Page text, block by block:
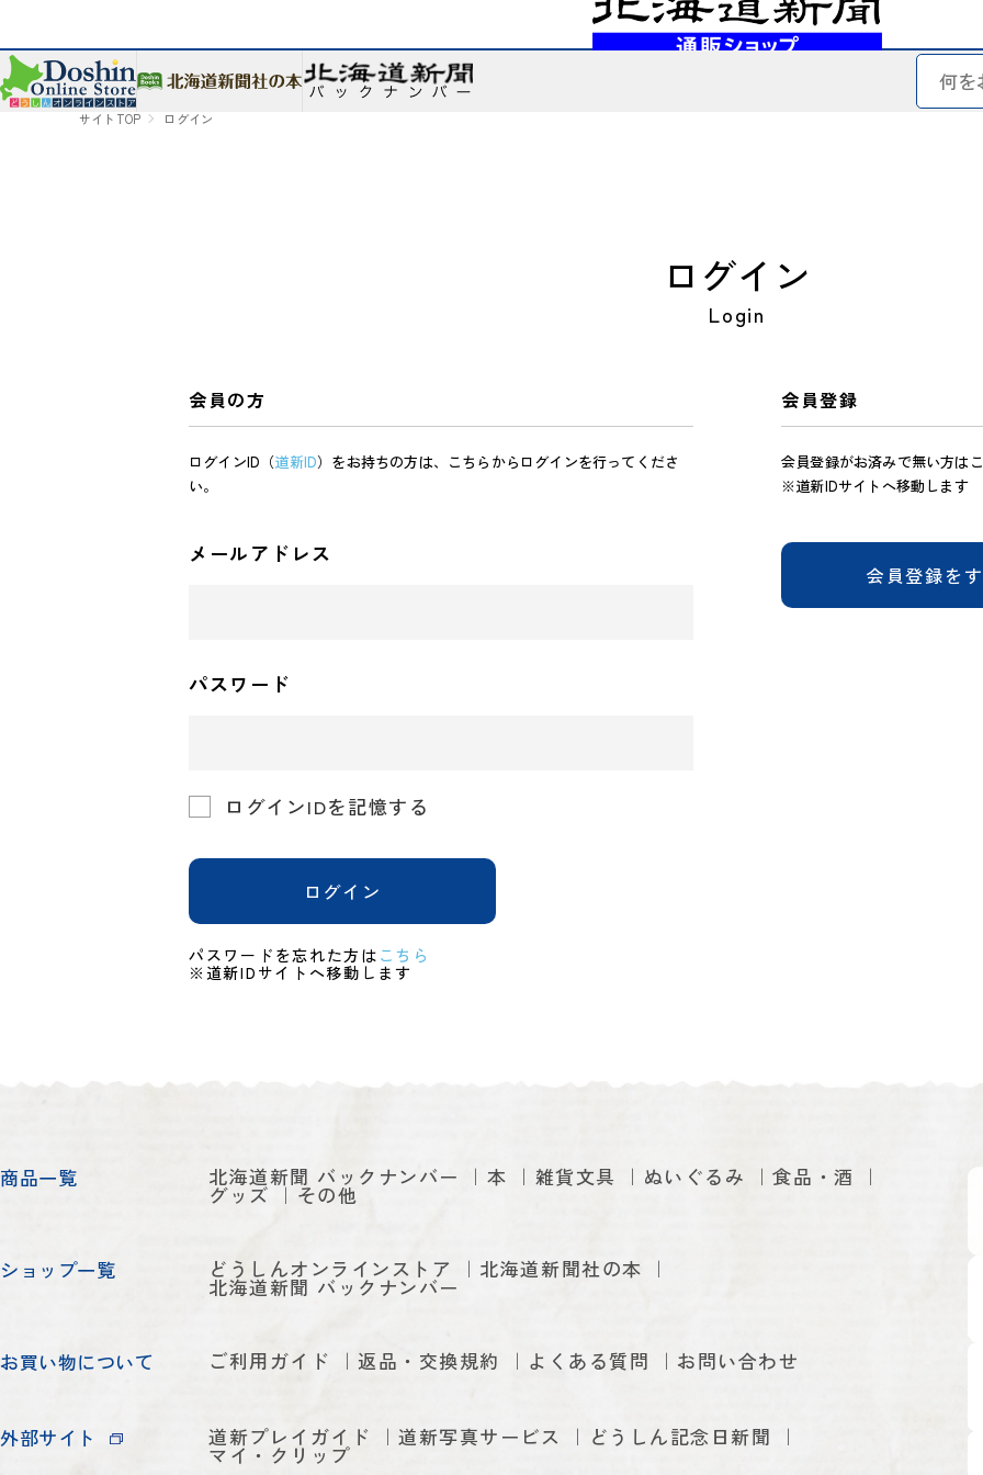
サイトTOP ログイン
ログイン
Login
会員の方
ログインID（道新ID）をお持ちの方は、こちらからログインを行ってくださ
い。
メールアドレス
パスワード
ログインIDを記憶する
ログイン
パスワードを忘れた方は こちら
※道新IDサイトへ移動します
会員登録
会員登録がお済みで無い方は
※道新IDサイトへ移動します
会員登録を
商品一覧 北海道新聞 バックナンバー 本 雑貨文具 ぬいぐるみ 食品・酒
グッズ その他
ショップ一覧 どうしんオンラインストア 北海道新聞社の本
北海道新聞 バックナンバー
お買い物について ご利用ガイド 返品・交換規約 よくある質問 お問い合わせ
外部サイト 道新プレイガイド 道新写真サービス どうしん記念日新聞
マイ・クリップ